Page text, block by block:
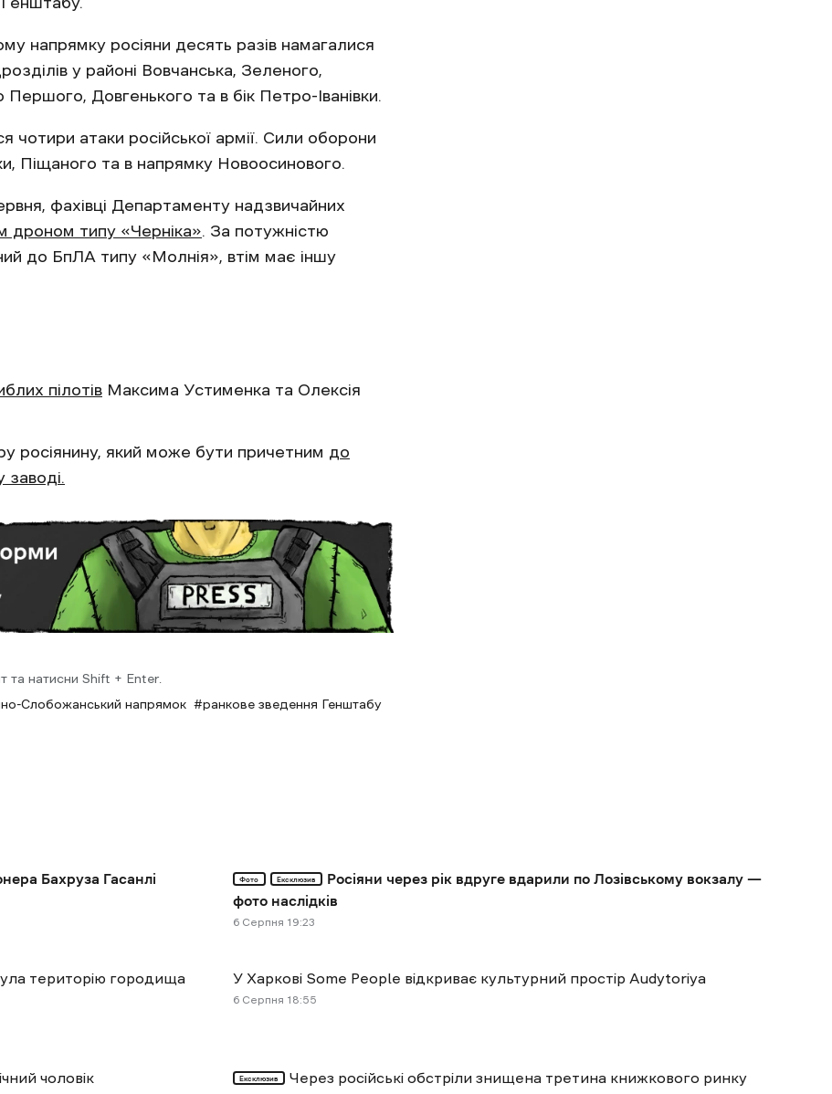
напрямку росіяни десять разів намагалися
у районі Вовчанська, Зеленого,
Довгенького та в бік Петро-Іванівки.
чотири атаки російської армії. Сили оборони
Піщаного та в напрямку Новоосинового.
фахівці Департаменту надзвичайних
дроном типу «Черніка». За потужністю
до БпЛА типу «Молнія», втім має іншу
пілотів Максима Устименка та Олексія
росіянину, який може бути причетним до
заводі.
та натисни Shift + Enter.
Слобожанський напрямок ранкове зведення Генштабу
Бахруза Гасанлі
Фото Ексклюзив
Росіяни через рік вдруге вдарили по Лозівському вокзалу —
фото наслідків
6 Cерпня 19:23
територію городища
У Харкові Some People відкриває культурний простір Audytoriya
6 Cерпня 18:55
чоловік Ексклюзив Через російські обстріли знищена третина книжкового ринку